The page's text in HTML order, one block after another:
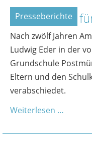
Presseberichte
80 Wünsche
Nach zwölf Jahren
Ludwig Eder in der
Grundschule
Eltern und den
verabschiedet.
Weiterlesen …